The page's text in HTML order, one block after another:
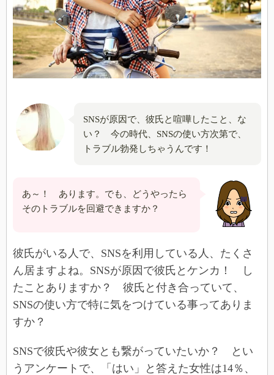
SNSが原因で、彼氏と喧嘩したこと、な
い？ 今の時代、SNSの使い方次第で、
トラブル勃発しちゃうんです！
あ～！ あります。でも、どうやったら
そのトラブルを回避できますか？
彼氏がいる人で、SNSを利用している人、たくさ
ん居ますよね。SNSが原因で彼氏とケンカ！ し
たことありますか？ 彼氏と付き合っていて、
SNSの使い方で特に気をつけている事ってありま
すか？
SNSで彼氏や彼女とも繋がっていたいか？ とい
うアンケートで、「はい」と答えた女性は14％、